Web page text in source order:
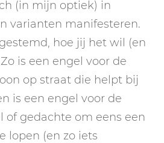
(in mijn optiek) in
varianten manifesteren.
hoe jij het wil (en
is een engel voor de
op straat die helpt bij
is een engel voor de
of gedachte om eens een
lopen (en zo iets